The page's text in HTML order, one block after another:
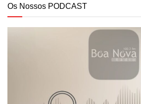
Os Nossos PODCAST